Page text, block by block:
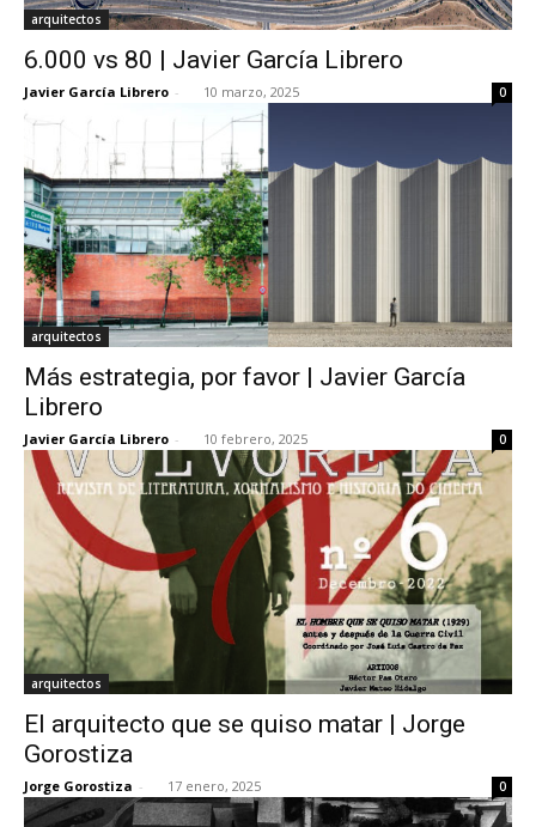
arquitectos
6.000 vs 80 | Javier García Librero
Javier García Librero - 10 marzo, 2025 0
arquitectos
Más estrategia, por favor | Javier García
Librero
Javier García Librero - 10 febrero, 2025 0
arquitectos
El arquitecto que se quiso matar | Jorge
Gorostiza
Jorge Gorostiza - 17 enero, 2025 0